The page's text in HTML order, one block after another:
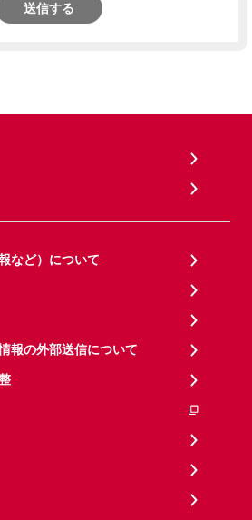
送信する
など）について
報の外部送信について